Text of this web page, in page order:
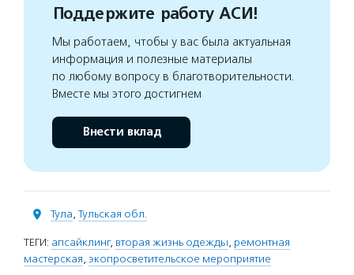
Поддержите работу АСИ!
Мы работаем, чтобы у вас была актуальная
информация и полезные материалы
по любому вопросу в благотворительности.
Вместе мы этого достигнем
Внести вклад
Тула, Тульская обл.
ТЕГИ: апсайклинг, вторая жизнь одежды, ремонтная
мастерская, экопросветительское мероприятие